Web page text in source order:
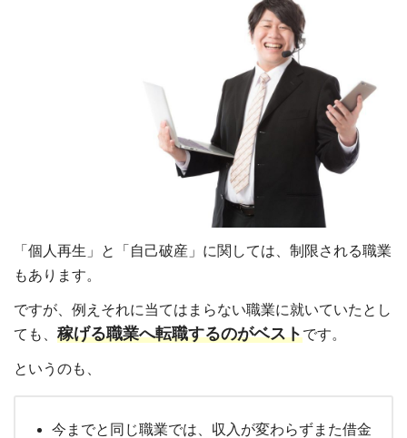
「個人再生」と「自己破産」に関しては、制限される職業
もあります。
ですが、例えそれに当てはまらない職業に就いていたとし
ても、 稼げる職業へ転職するのがベストです。
というのも、
今までと同じ職業では、収入が変わらずまた借金